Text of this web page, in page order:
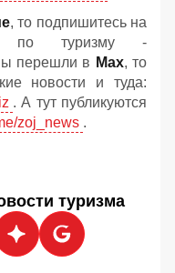
, то подпишитесь на
по туризму -
перешли в Мах, то
новости и туда:
. А тут публикуются
zoj_news .
туризма